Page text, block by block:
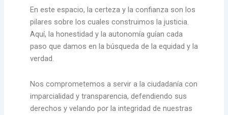
En este espacio, la certeza y la confianza son los
pilares sobre los cuales construimos la justicia.
Aquí, la honestidad y la autonomía guían cada
paso que damos en la búsqueda de la equidad y la
verdad.
Nos comprometemos a servir a la ciudadanía con
imparcialidad y transparencia, defendiendo sus
derechos y velando por la integridad de nuestras